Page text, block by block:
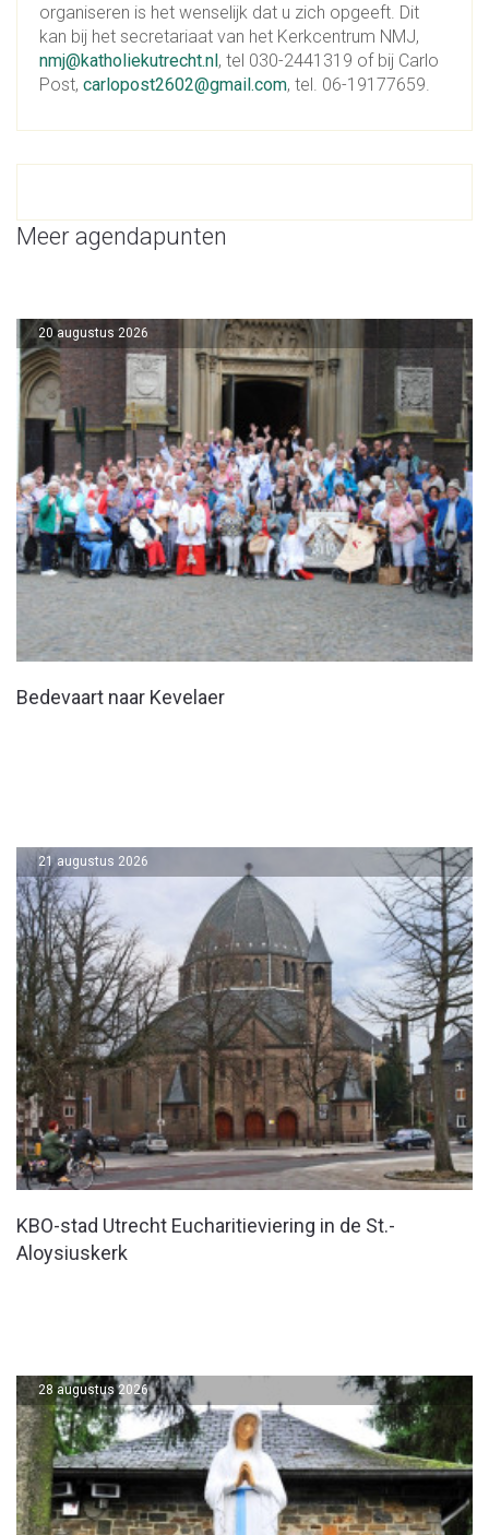
organiseren is het wenselijk dat u zich opgeeft. Dit
kan bij het secretariaat van het Kerkcentrum NMJ,
nmj@katholiekutrecht.nl, tel 030-2441319 of bij Carlo
Post, carlopost2602@gmail.com, tel. 06-19177659.
Meer agendapunten
Bedevaart naar Kevelaer
20 augustus 2026
KBO-stad Utrecht Eucharitieviering in de St.-
Aloysiuskerk
21 augustus 2026
28 augustus 2026